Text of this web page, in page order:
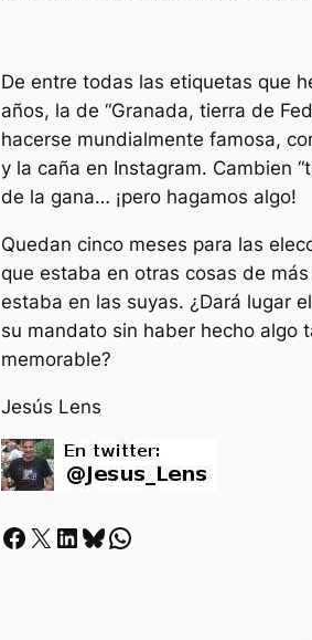
De entre todas las etiquetas que
años, la de “Granada, tierra de
hacerse mundialmente famosa,
y la caña en Instagram. Cambien
de la gana… ¡pero hagamos algo!
Quedan cinco meses para las
que estaba en otras cosas de
estaba en las suyas. ¿Dará lugar
su mandato sin haber hecho algo
memorable?
Jesús Lens
Facebook X LinkedIn Bluesky Whatsapp